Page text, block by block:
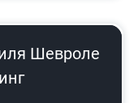
Шевроле